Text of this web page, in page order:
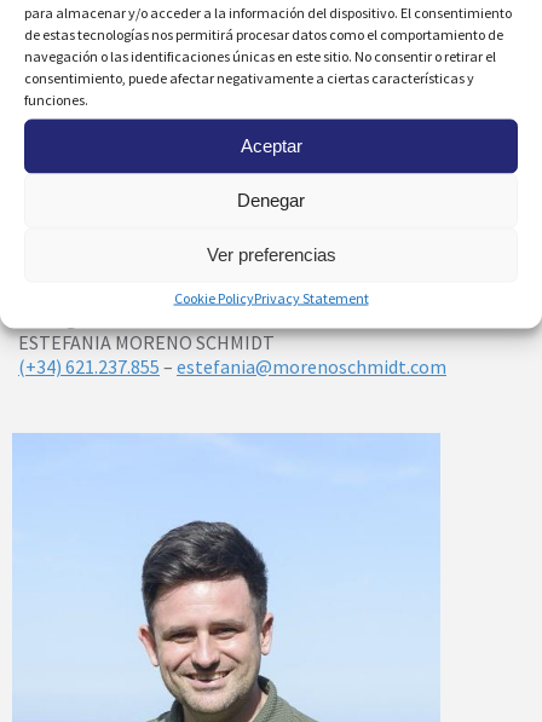
para almacenar y/o acceder a la información del dispositivo. El consentimiento
de estas tecnologías nos permitirá procesar datos como el comportamiento de
navegación o las identificaciones únicas en este sitio. No consentir o retirar el
consentimiento, puede afectar negativamente a ciertas características y
funciones.
Aceptar
Denegar
Ver preferencias
Cookie PolicyPrivacy Statement
Coordinadora venta y postventa / Sales & Aftersales
ESTEFANIA MORENO SCHMIDT
(+34) 621.237.855 – estefania@morenoschmidt.com